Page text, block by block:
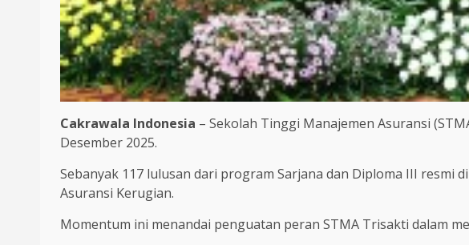
Cakrawala Indonesia – Sekolah Tinggi Manajemen Asuransi
Desember 2025.
Sebanyak 117 lulusan dari program Sarjana dan Diploma III resmi
Asuransi Kerugian.
Momentum ini menandai penguatan peran STMA Trisakti dalam